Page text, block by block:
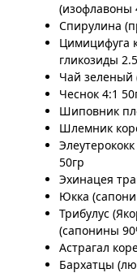
(изофлавоны
Спирулина
Цимицифуга
гликозиды
Чай зеленый
Чеснок 4:1
Шиповник
Шлемник
50гр
Эхинацея
Юкка
Трибулус
(сапонины
Астрагал
Бархатцы